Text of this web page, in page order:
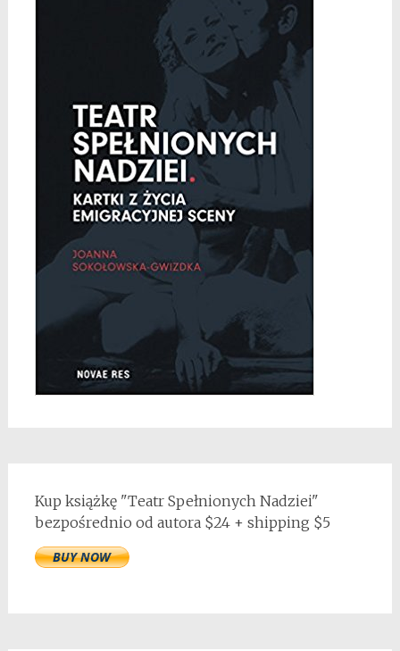
Kup książkę "Teatr Spełnionych Nadziei"
bezpośrednio od autora $24 + shipping $5